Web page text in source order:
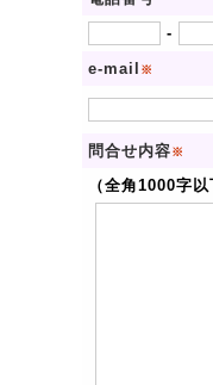
-
e-mail
※
問合せ内容※
（全角1000字以